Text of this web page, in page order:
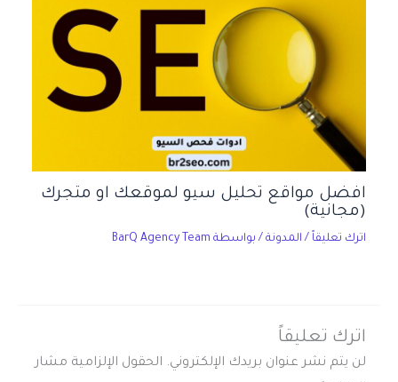
افضل مواقع تحليل سيو لموقعك او متجرك
(مجانية)
اترك تعليقاً / المدونة / بواسطة BarQ Agency Team
اترك تعليقاً
لن يتم نشر عنوان بريدك الإلكتروني. الحقول الإلزامية مشار